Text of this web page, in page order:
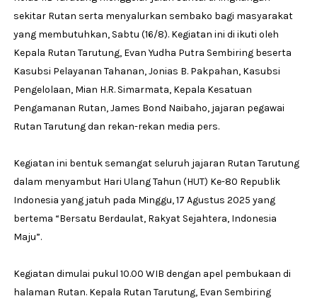
sekitar Rutan serta menyalurkan sembako bagi masyarakat
yang membutuhkan, Sabtu (16/8). Kegiatan ini di ikuti oleh
Kepala Rutan Tarutung, Evan Yudha Putra Sembiring beserta
Kasubsi Pelayanan Tahanan, Jonias B. Pakpahan, Kasubsi
Pengelolaan, Mian H.R. Simarmata, Kepala Kesatuan
Pengamanan Rutan, James Bond Naibaho, jajaran pegawai
Rutan Tarutung dan rekan-rekan media pers.
Kegiatan ini bentuk semangat seluruh jajaran Rutan Tarutung
dalam menyambut Hari Ulang Tahun (HUT) Ke-80 Republik
Indonesia yang jatuh pada Minggu, 17 Agustus 2025 yang
bertema “Bersatu Berdaulat, Rakyat Sejahtera, Indonesia
Maju”.
Kegiatan dimulai pukul 10.00 WIB dengan apel pembukaan di
halaman Rutan. Kepala Rutan Tarutung, Evan Sembiring